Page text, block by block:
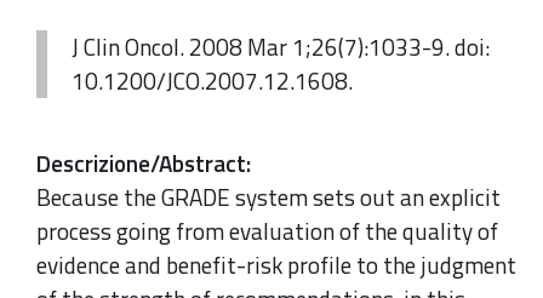
J Clin Oncol. 2008 Mar 1;26(7):1033-9. doi:
10.1200/JCO.2007.12.1608.
Descrizione/Abstract:
Because theGRADEsystemsets out an explicit
process going from evaluation of the quality of
evidence and benefit-risk profile to the judgment